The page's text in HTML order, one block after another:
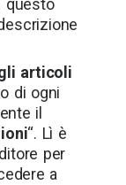
questo
articoli
di ogni
il
“. Lì è
per
a